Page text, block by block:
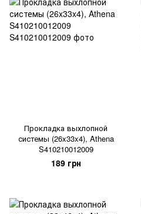
Прокладка выхлопной
системы (26x33x4), Athena
S410210012009
189 грн